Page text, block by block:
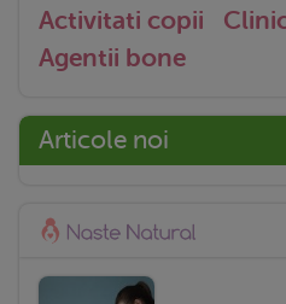
Activitati copii
Agentii bone
Articole noi